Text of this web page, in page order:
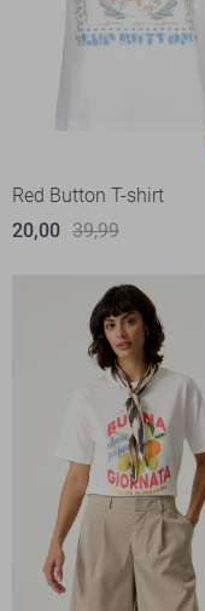
Red Button T-shirt
20,00 39,99